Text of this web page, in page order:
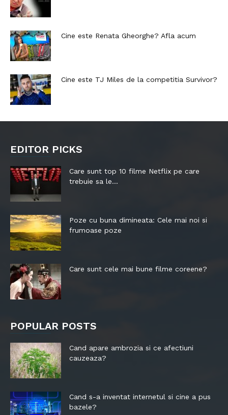
Cine este Renata Gheorghe? Afla acum
Cine este TJ Miles de la competitia Survivor?
EDITOR PICKS
Care sunt top 10 filme Netflix pe care
trebuie sa le...
Poze cu buna dimineata: Cele mai noi si
frumoase poze
Care sunt cele mai bune filme coreene?
POPULAR POSTS
Cand apare ambrozia si ce afectiuni
cauzeaza?
Cand s-a inventat internetul si cine a pus
bazele?